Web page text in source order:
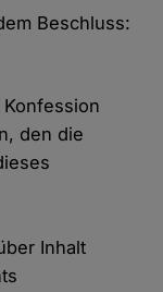
Beschluss:
den die
Inhalt